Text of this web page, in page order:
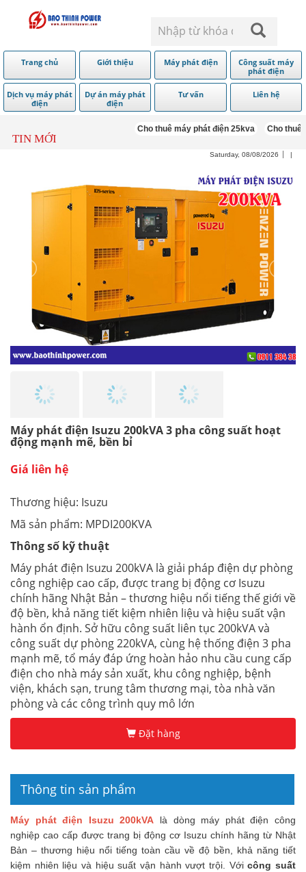
Trang chủ Giới thiệu Máy phát điện
Công suất máy
phát điện
Dịch vụ máy phát
điện
Dự án máy phát
điện
Tư vấn Liên hệ
TIN MỚI
Cho thuê máy phát điện 25kva Cho thuê
Saturday, 08/08/2026 |
Máy phát điện Isuzu 200kVA 3 pha công suất hoạt
động mạnh mẽ, bền bỉ
Giá liên hệ
Thương hiệu: Isuzu
Mã sản phẩm: MPDI200KVA
Thông số kỹ thuật
Máy phát điện Isuzu 200kVA là giải pháp điện dự phòng
công nghiệp cao cấp, được trang bị động cơ Isuzu
chính hãng Nhật Bản – thương hiệu nổi tiếng thế giới về
độ bền, khả năng tiết kiệm nhiên liệu và hiệu suất vận
hành ổn định. Sở hữu công suất liên tục 200kVA và
công suất dự phòng 220kVA, cùng hệ thống điện 3 pha
mạnh mẽ, tổ máy đáp ứng hoàn hảo nhu cầu cung cấp
điện cho nhà máy sản xuất, khu công nghiệp, bệnh
viện, khách sạn, trung tâm thương mại, tòa nhà văn
phòng và các công trình quy mô lớn
Đặt hàng
Thông tin sản phẩm
Máy phát điện Isuzu 200kVA là dòng máy phát điện công
nghiệp cao cấp được trang bị động cơ Isuzu chính hãng từ Nhật
Bản – thương hiệu nổi tiếng toàn cầu về độ bền, khả năng tiết
kiệm nhiên liệu và hiệu suất vận hành vượt trội. Vớicông suất